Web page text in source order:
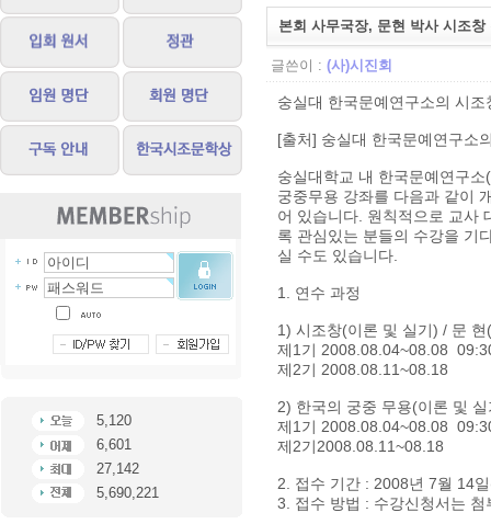
5,120
6,601
27,142
5,690,221
본회 사무국장, 문현 박사 시조창
글쓴이 : (사)시진회
숭실대 한국문예연구소의 시
[출처] 숭실대 한국문예연구소
숭실대학교 내 한국문예연구
궁중무용 강좌를 다음과 같이
어 있습니다. 원칙적으로 교사
록 관심있는 분들의 수강을 기
실 수도 있습니다.
1. 연수 과정
1) 시조창(이론 및 실기) / 문
제1기 2008.08.04~08.08
제2기 2008.08.11~08.18
2) 한국의 궁중 무용(이론 및
제1기 2008.08.04~08.08
제2기2008.08.11~08.18
2. 접수 기간 : 2008년 7월 14
3. 접수 방법 : 수강신청서는